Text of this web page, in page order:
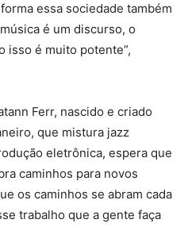
essa sociedade também
é um discurso, o
isso é muito potente”,
Ferr, nascido e criado
que mistura jazz
eletrônica, espera que
caminhos para novos
os caminhos se abram cada
trabalho que a gente faça